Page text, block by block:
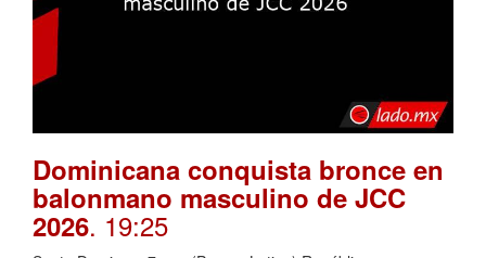
Dominicana conquista bronce en
balonmano masculino de JCC
2026. 19:25